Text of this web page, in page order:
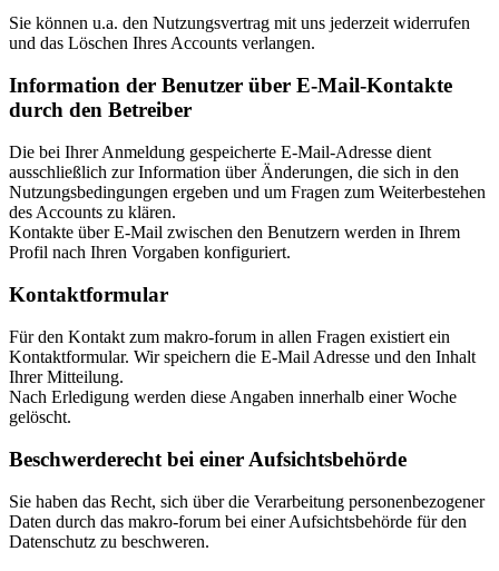
Sie können u.a. den Nutzungsvertrag mit uns jederzeit widerrufen
und das Löschen Ihres Accounts verlangen.
Information der Benutzer über E-Mail-Kontakte
durch den Betreiber
Die bei Ihrer Anmeldung gespeicherte E-Mail-Adresse dient
ausschließlich zur Information über Änderungen, die sich in den
Nutzungsbedingungen ergeben und um Fragen zum Weiterbestehen
des Accounts zu klären.
Kontakte über E-Mail zwischen den Benutzern werden in Ihrem
Profil nach Ihren Vorgaben konfiguriert.
Kontaktformular
Für den Kontakt zum makro-forum in allen Fragen existiert ein
Kontaktformular. Wir speichern die E-Mail Adresse und den Inhalt
Ihrer Mitteilung.
Nach Erledigung werden diese Angaben innerhalb einer Woche
gelöscht.
Beschwerderecht bei einer Aufsichtsbehörde
Sie haben das Recht, sich über die Verarbeitung personenbezogener
Daten durch das makro-forum bei einer Aufsichtsbehörde für den
Datenschutz zu beschweren.